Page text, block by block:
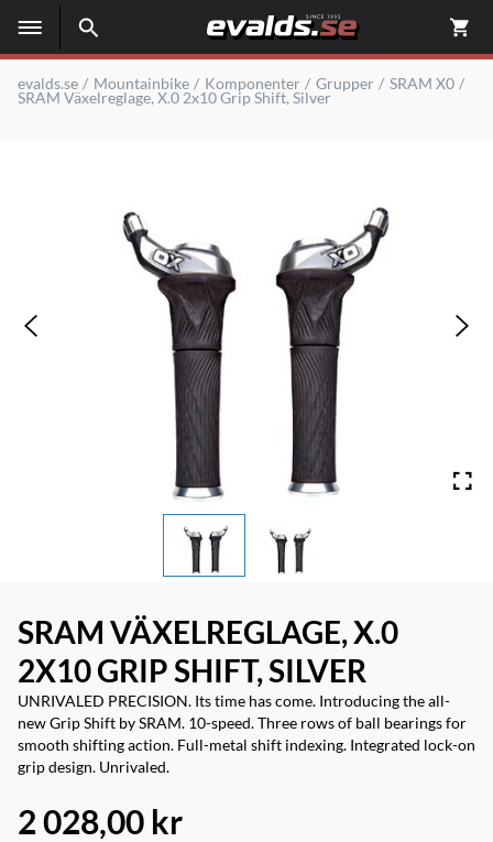
evalds.se Mountainbike Komponenter Grupper
SRAM X0
SRAM Växelreglage, X.0 2x10 Grip Shift, Silver
SRAM VÄXELREGLAGE, X.0
2X10 GRIP SHIFT, SILVER
UNRIVALED PRECISION. Its time has come. Introducing the all-
new Grip Shift by SRAM. 10-speed. Three rows of ball bearings for
smooth shifting action. Full-metal shift indexing. Integrated lock-on
grip design. Unrivaled.
2 028,00 kr